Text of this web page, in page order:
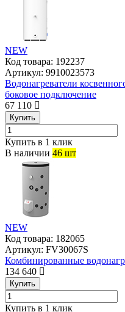
NEW
Код товара: 192237
Артикул: 9910023573
Водонагреватели
боковое подключение
67 110
Купить
Купить в 1 клик
В наличии 46 шт
NEW
Код товара: 182065
Артикул: FV30067S
Комбинированные
134 640
Купить
Купить в 1 клик